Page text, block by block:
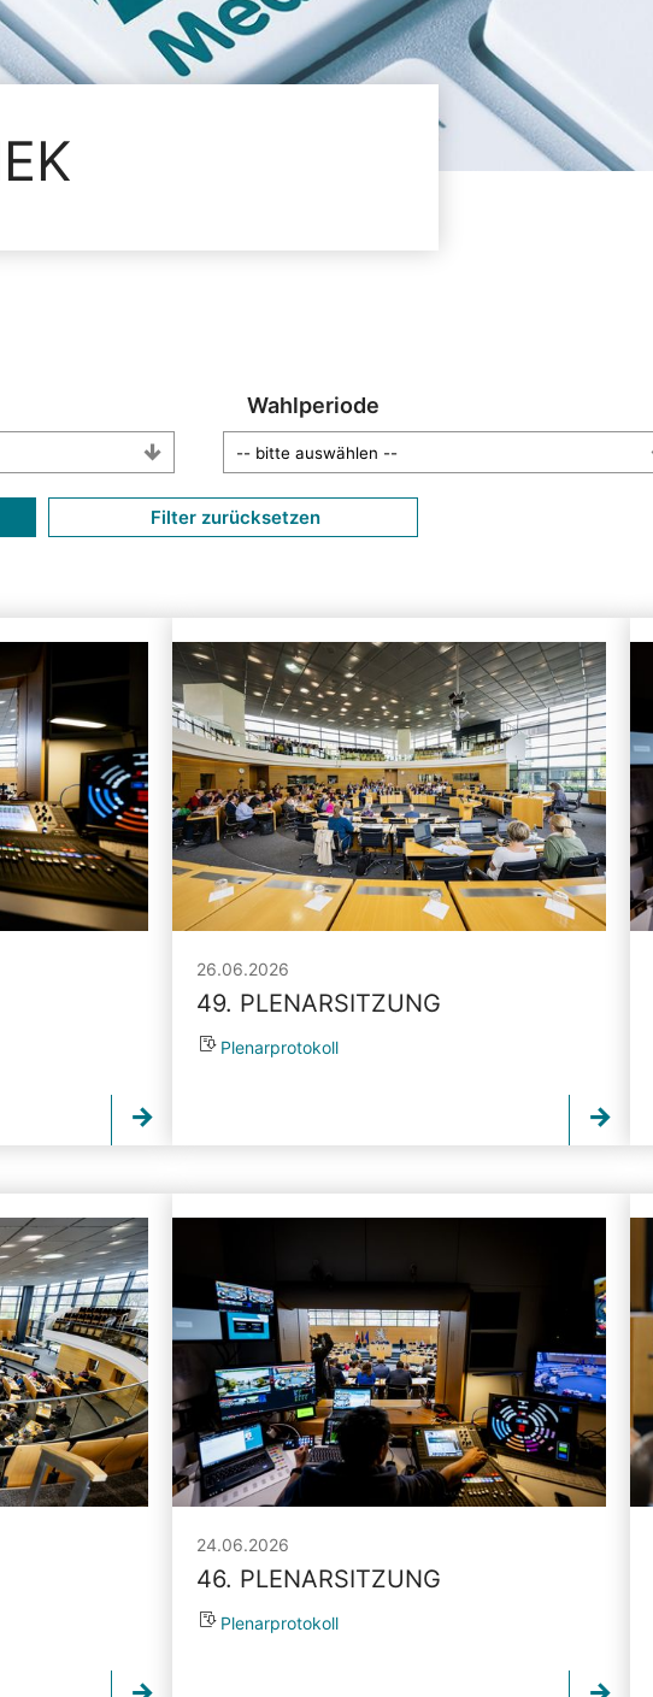
Wahlperiode
Filter zurücksetzen
26.06.2026
49. PLENARSITZUNG
Plenarprotokoll
24.06.2026
46. PLENARSITZUNG
Plenarprotokoll